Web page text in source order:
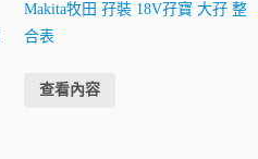
Makita牧田 孖裝 18V孖寶 大孖 整
合表
查看內容